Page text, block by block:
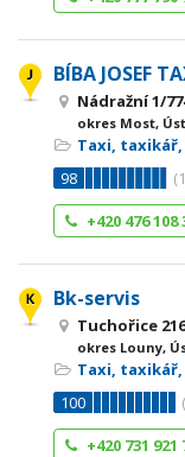
BÍBA JOSEF
Nádražní 1/
okres Most,
Taxi,
98
(1
+420 476 108
Bk-servis
Tuchořice
okres Louny,
Taxi,
100
(
+420 731 921